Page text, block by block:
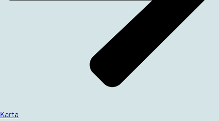
Karta